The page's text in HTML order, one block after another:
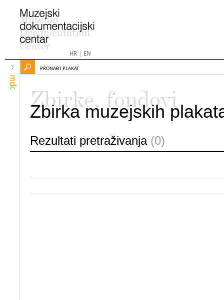
HR| EN
mdc
PRONAĐI PLAKAT
Zbirke, fondovi
Zbirka muzejskih
Rezultati pretraživanja (0)